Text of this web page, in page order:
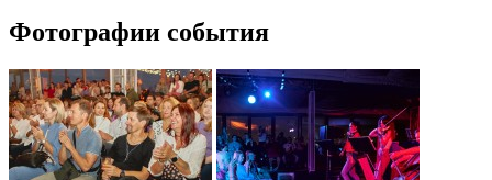
Фотографии события